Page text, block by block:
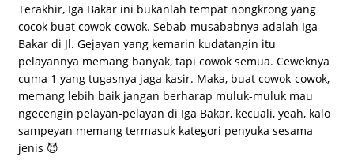
Terakhir, Iga Bakar ini bukanlah tempat nongkrong yang
cocok buat cowok-cowok. Sebab-musababnya adalah Iga
Bakar di Jl. Gejayan yang kemarin kudatangin itu
pelayannya memang banyak, tapi cowok semua. Ceweknya
cuma 1 yang tugasnya jaga kasir. Maka, buat cowok-cowok,
memang lebih baik jangan berharap muluk-muluk mau
ngecengin pelayan-pelayan di Iga Bakar, kecuali, yeah, kalo
sampeyan memang termasuk kategori penyuka sesama
jenis 😈